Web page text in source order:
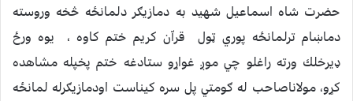
حضرت شاه اسماعيل شهيد به دمازيګر دلمانځه څخه وروسته
دماښام ترلمانځه پوري ټول قراّن كريم ختم كاوه ، يوه ورځ
ډيرخلك ورته راغلو چي موږ غواړو ستادغه ختم پخپله مشاهده
كړو، مولاناصاحب له ګومتي پل سره كيناست اودمازيګرله لمانځه